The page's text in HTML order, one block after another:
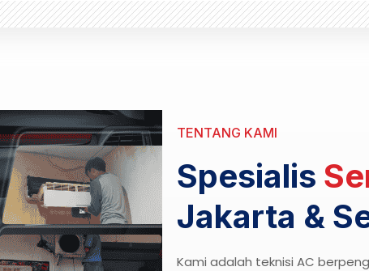
TENTANG KAMI
Spesialis
Jakarta &
Kami adalah teknisi AC